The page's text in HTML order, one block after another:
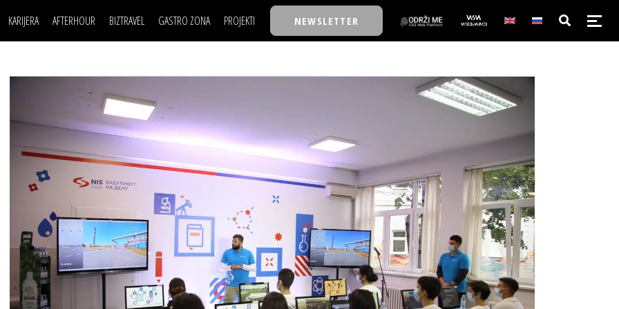
KARIJERA
KNOW-HOW
AFTERHOUR
KNJIGE
AUTO SVET
WELLBEING
BIZTRAVEL GASTRO ZONA PROJEKTI
BACK TO OFFICE/SCHOOL
BIZBENDOVI
BIZKOLEGIJUM
BMW BIZNIS LIGA
BIZLIFE WEEK
IZJAVA GODINE
NEWSLETTER
POSAO
MOJ UGAO
KNOW-HOW
FILM I SCENA
AUTO SVET
WELLBEING
NAJKOLEGA
30 ISPOD 30
BIZBENDOVI
BIZKOLEGIJUM
BMW BIZNIS LIGA
BIZLIFE WEEK
IZJAVA GODINE